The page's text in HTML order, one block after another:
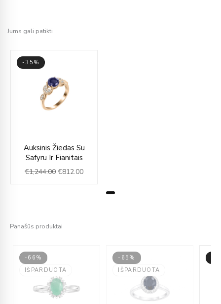
Jums gali patikti
-35%
Auksinis Žiedas Su
Safyru Ir Fianitais
€1,244.00
price
was:
€1,244.00.
€812.00
price
€812.00.
Panašūs produktai
-66%
IŠPARDUOTA
-65%
IŠPARDUOTA